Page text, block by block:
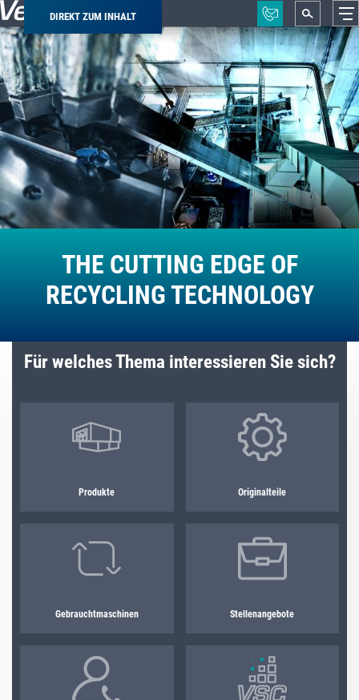
DIREKT ZUM INHALT
THE CUTTING EDGE OF
RECYCLING TECHNOLOGY
Für welches Thema interessieren Sie sich?
Produkte Originalteile
Gebrauchtmaschinen Stellenangebote